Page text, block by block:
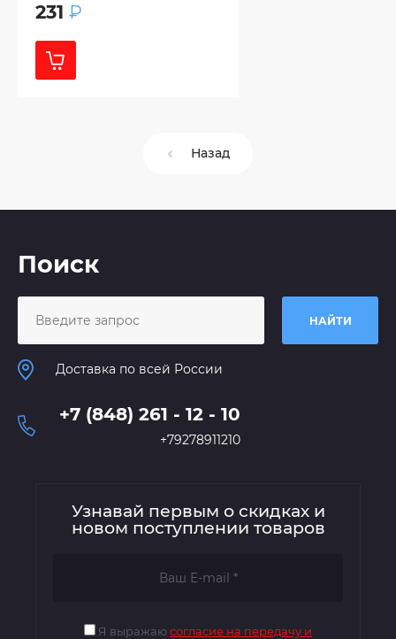
231 ₽
Назад
Поиск
НАЙТИ
+7 (848) 261 - 12 - 10
+79278911210
Доставка по всей России
Узнавай первым о скидках и
новом поступлении товаров
Я выражаюсогласие на передачу и